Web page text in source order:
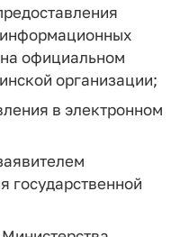
информационных
официальном
организации;
в электронном
государственной